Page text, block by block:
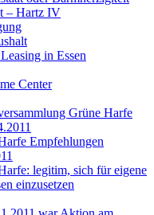
– Hartz IV
in Essen
Center
Grüne Harfe
Empfehlungen
legitim, sich für eigene
einzusetzen